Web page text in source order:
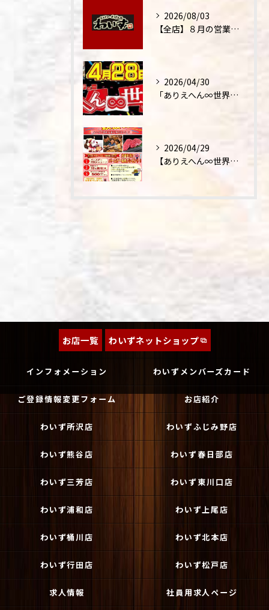
2026/08/03
【全店】８月の営業時間・ランチ営業につきまして
2026/04/30
「ありえへん∞世界」テレビ出演‼
2026/04/29
【ありえへん∞世界】バースデーステーキについて
お店一覧 わいずネットショップ
インフォメーション わいずメンバーズカード
ご登録情報変更フォーム お店紹介
わいず所沢店 わいずふじみ野店
わいず熊谷店 わいず春日部店
わいず三芳店 わいず東川口店
わいず浦和店 わいず上尾店
わいず桶川店 わいず北本店
わいず行田店 わいず松戸店
求人情報 社員用求人ページ